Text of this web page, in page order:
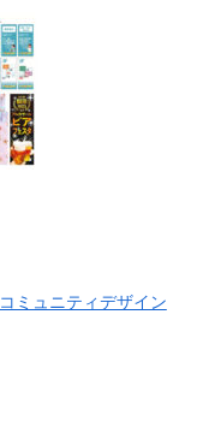
コミュニティデザイン